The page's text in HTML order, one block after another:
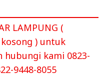
LAMPUNG (
) untuk
hubungi kami 0823-
9448-8055